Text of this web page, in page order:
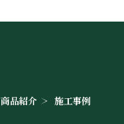
商品紹介 施工事例